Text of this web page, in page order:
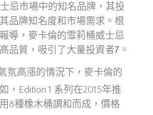
忌市場中的知名品牌，其投
品牌知名度和市場需求。根
導，麥卡倫的雪莉桶威士忌
品質，吸引了大量投資者7 。
氛高漲的情況下，麥卡倫的
，Edition 1 系列在2015年推
8種橡木桶調和而成，價格